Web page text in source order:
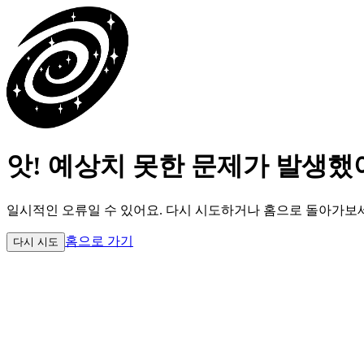
앗! 예상치 못한 문제가 발생했
일시적인 오류일 수 있어요. 다시 시도하거나 홈으로 돌아가보
다시 시도 홈으로 가기